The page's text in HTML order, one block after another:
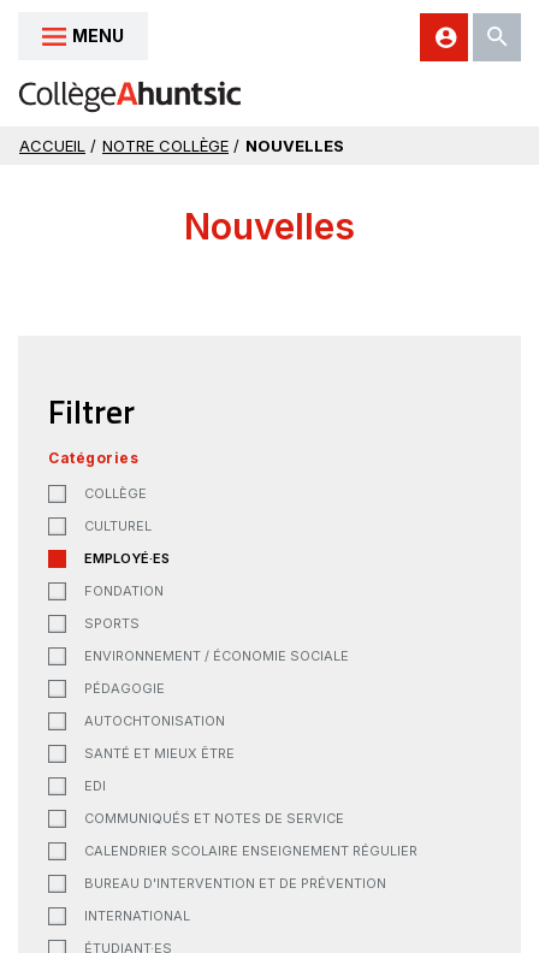
Aller au contenu
MENU
ACCUEIL / NOTRE COLLÈGE / NOUVELLES
Nouvelles
Filtrer
Catégories
COLLÈGE
CULTUREL
EMPLOYÉ·ES
FONDATION
SPORTS
ENVIRONNEMENT / ÉCONOMIE SOCIALE
PÉDAGOGIE
AUTOCHTONISATION
SANTÉ ET MIEUX ÊTRE
EDI
COMMUNIQUÉS ET NOTES DE SERVICE
CALENDRIER SCOLAIRE ENSEIGNEMENT RÉGULIER
BUREAU D'INTERVENTION ET DE PRÉVENTION
INTERNATIONAL
ÉTUDIANT·ES